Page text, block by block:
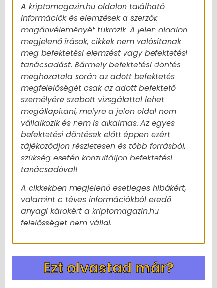
A kriptomagazin.hu oldalon található
információk és elemzések a szerzők
magánvéleményét tükrözik. A jelen oldalon
megjelenő írások, cikkek nem valósítanak
meg befektetési elemzést vagy befektetési
tanácsadást. Bármely befektetési döntés
meghozatala során az adott befektetés
megfelelőségét csak az adott befektető
személyére szabott vizsgálattal lehet
megállapítani, melyre a jelen oldal nem
vállalkozik és nem is alkalmas. Az egyes
befektetési döntések előtt éppen ezért
tájékozódjon részletesen és több forrásból,
szükség esetén konzultáljon befektetési
tanácsadóval!
A cikkekben megjelenő esetleges hibákért,
valamint a téves információkból eredő
anyagi károkért a kriptomagazin.hu
felelősséget nem vállal.
Ezt olvastad már?